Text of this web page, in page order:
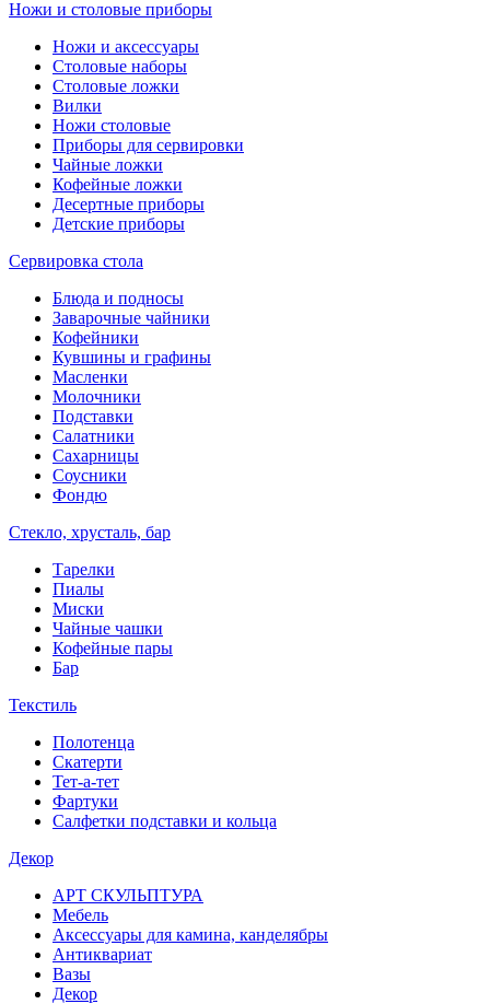
Ножи и столовые приборы
Ножи и аксессуары
Столовые наборы
Столовые ложки
Вилки
Ножи столовые
Приборы для сервировки
Чайные ложки
Кофейные ложки
Десертные приборы
Детские приборы
Сервировка стола
Блюда и подносы
Заварочные чайники
Кофейники
Кувшины и графины
Масленки
Молочники
Подставки
Салатники
Сахарницы
Соусники
Фондю
Стекло, хрусталь, бар
Тарелки
Пиалы
Миски
Чайные чашки
Кофейные пары
Бар
Текстиль
Полотенца
Скатерти
Тет-а-тет
Фартуки
Салфетки подставки и кольца
Декор
АРТ СКУЛЬПТУРА
Мебель
Аксессуары для камина, канделябры
Антиквариат
Вазы
Декор